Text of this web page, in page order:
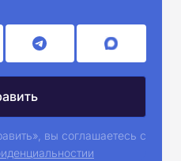
вы соглашаетесь с